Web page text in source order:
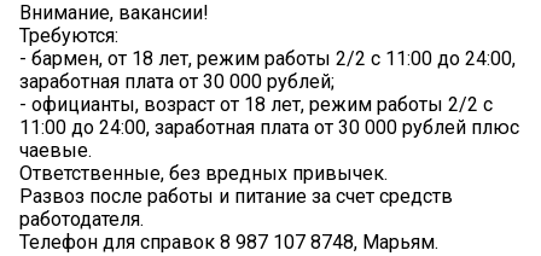
Внимание, вакансии!
Требуются:
- бармен, от 18 лет, режим работы 2/2 с 11:00 до 24:00,
заработная плата от 30 000 рублей;
- официанты, возраст от 18 лет, режим работы 2/2 с
11:00 до 24:00, заработная плата от 30 000 рублей плюс
чаевые.
Ответственные, без вредных привычек.
Развоз после работы и питание за счет средств
работодателя.
Телефон для справок 8 987 107 8748, Марьям.